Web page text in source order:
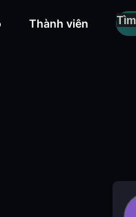
Thành viên